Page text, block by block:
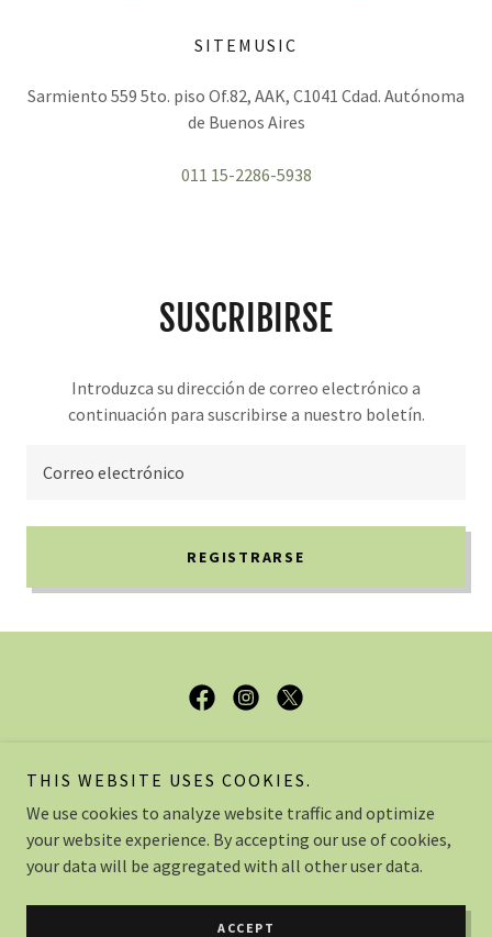
SITEMUSIC
Sarmiento 559 5to. piso Of.82, AAK, C1041 Cdad. Autónoma
de Buenos Aires
011 15-2286-5938
SUSCRIBIRSE
Introduzca su dirección de correo electrónico a
continuación para suscribirse a nuestro boletín.
Correo electrónico
REGISTRARSE
Autónoma de Buenos Aires
011 15-2286-5938
Copyright © 2026 SiteMusic - All Rights Reserved.
THIS WEBSITE USES COOKIES.
We use cookies to analyze website traffic and optimize
your website experience. By accepting our use of cookies,
your data will be aggregated with all other user data.
ACCEPT